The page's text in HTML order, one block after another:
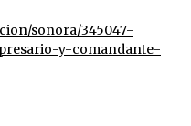
sonora/345047-
y-comandante-